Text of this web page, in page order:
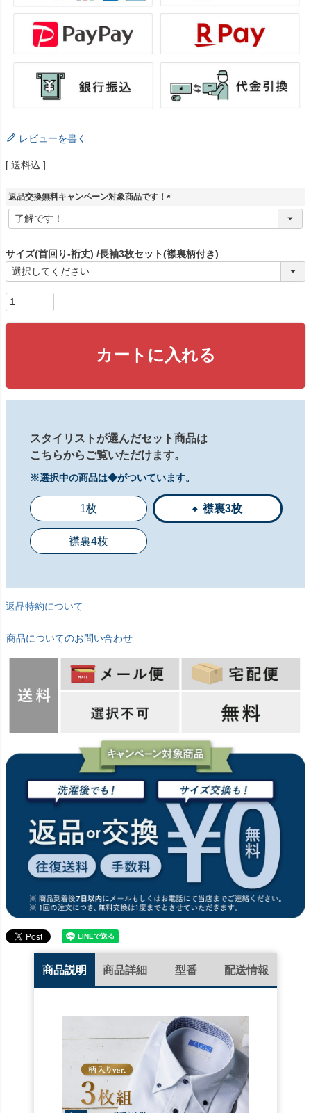
レビューを書く
送料込
返品交換無料キャンペーン対象商品です！
(
)
サイズ(首回り-裄丈) 長袖3枚セット(襟裏柄付き)
カートに入れる
スタイリストが選んだセット商品は
こちらからご覧いただけます。
※選択中の商品は◆がついています。
1枚 襟裏3枚
襟裏4枚
返品特約について
商品についてのお問い合わせ
商品説明 商品詳細 型番 配送情報